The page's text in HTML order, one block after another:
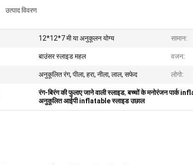
उत्पाद विवरण
12*12*7 मी या अनुकूलन योग्य सामान:
बाउंसर स्लाइड महल वजन:
अनुकूलित रंग, पीला, हरा, नीला, लाल, सफेद लोगो:
रंग-बिरंग की फुलाए जाने वाली स्लाइड,बच्चों के मनोरंजन पार्क
अनुकूलित आईपी inflatable स्लाइड उछाल